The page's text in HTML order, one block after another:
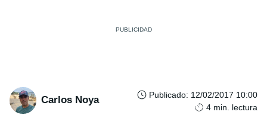
Carlos Noya Publicado: 12/02/2017 10:00
4 min. lectura